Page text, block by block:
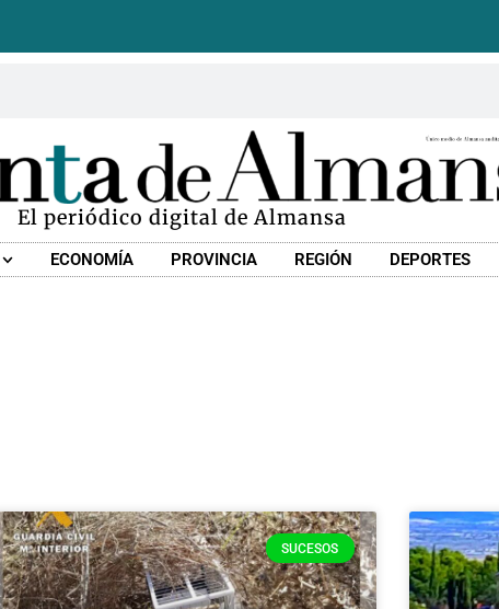
El periódico digital de Almansa
ECONOMÍA PROVINCIA REGIÓN DEPORTES
SUCESOS